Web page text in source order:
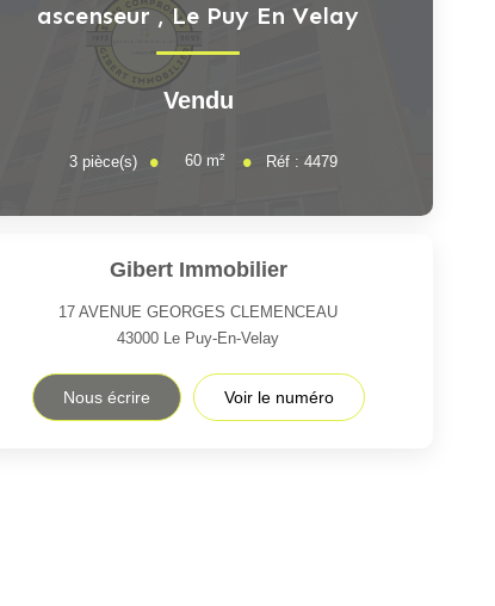
ascenseur,Le Puy En Velay
Vendu
3 pièce(s) 60 m² Réf : 4479
Gibert Immobilier
17 AVENUE GEORGES CLEMENCEAU
43000 Le Puy-En-Velay
Nous écrire Voir le numéro